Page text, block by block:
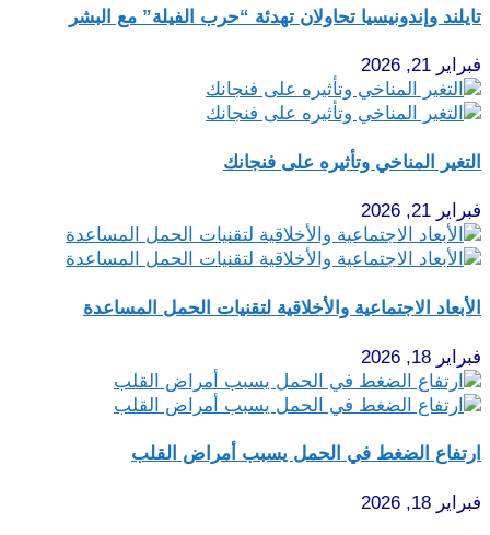
تايلند وإندونيسيا تحاولان تهدئة “حرب الفيلة” مع البشر
فبراير 21, 2026
التغير المناخي وتأثيره على فنجانك
فبراير 21, 2026
الأبعاد الاجتماعية والأخلاقية لتقنيات الحمل المساعدة
فبراير 18, 2026
ارتفاع الضغط في الحمل يسبب أمراض القلب
فبراير 18, 2026